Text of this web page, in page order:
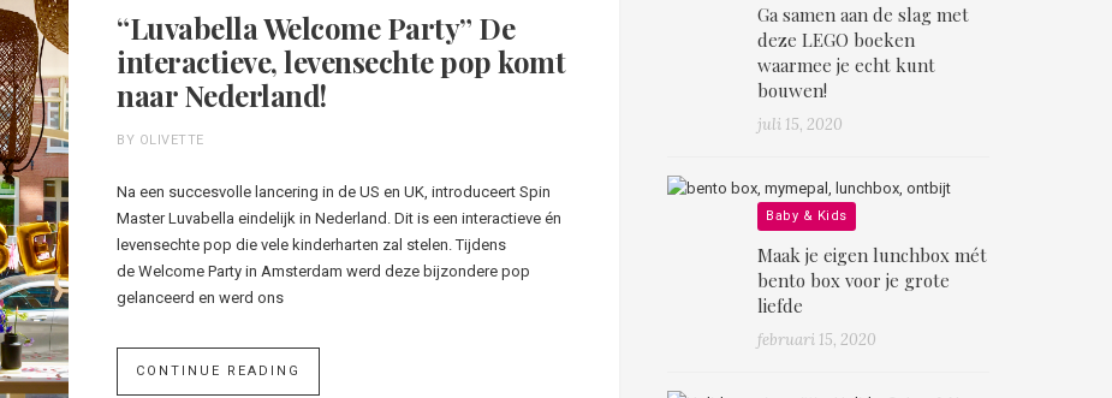
“Luvabella Welcome Party” De
interactieve, levensechte pop komt
naar Nederland!
BY OLIVETTE
Na een succesvolle lancering in de US en UK, introduceert Spin
Master Luvabella eindelijk in Nederland. Dit is een interactieve én
levensechte pop die vele kinderharten zal stelen. Tijdens
de Welcome Party in Amsterdam werd deze bijzondere pop
gelanceerd en werd ons
CONTINUE READING
Ga samen aan de slag met
deze LEGO boeken
waarmee je echt kunt
bouwen!
juli 15, 2020
Baby & Kids
Maak je eigen lunchbox mét
bento box voor je grote
liefde
februari 15, 2020